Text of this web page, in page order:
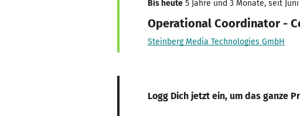
Bis heute 5 Jahre und 3 Monate, seit Juni
Operational Coordinator -
Steinberg Media Technologies GmbH
Logg Dich jetzt ein, um das ganze